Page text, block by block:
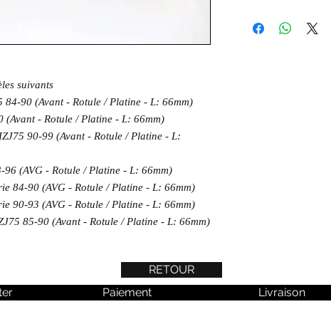
suivants
84-90 (Avant - Rotule / Platine - L: 66mm)
(Avant - Rotule / Platine - L: 66mm)
90-99 (Avant - Rotule / Platine - L:
96 (AVG - Rotule / Platine - L: 66mm)
84-90 (AVG - Rotule / Platine - L: 66mm)
90-93 (AVG - Rotule / Platine - L: 66mm)
85-90 (Avant - Rotule / Platine - L: 66mm)
RETOUR
Paiement Livraison